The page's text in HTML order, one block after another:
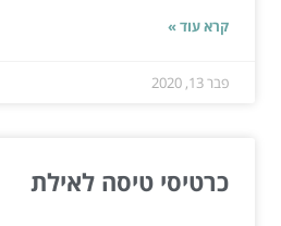
קרא עוד »
פבר 13, 2020
כרטיסי טיסה לאילת